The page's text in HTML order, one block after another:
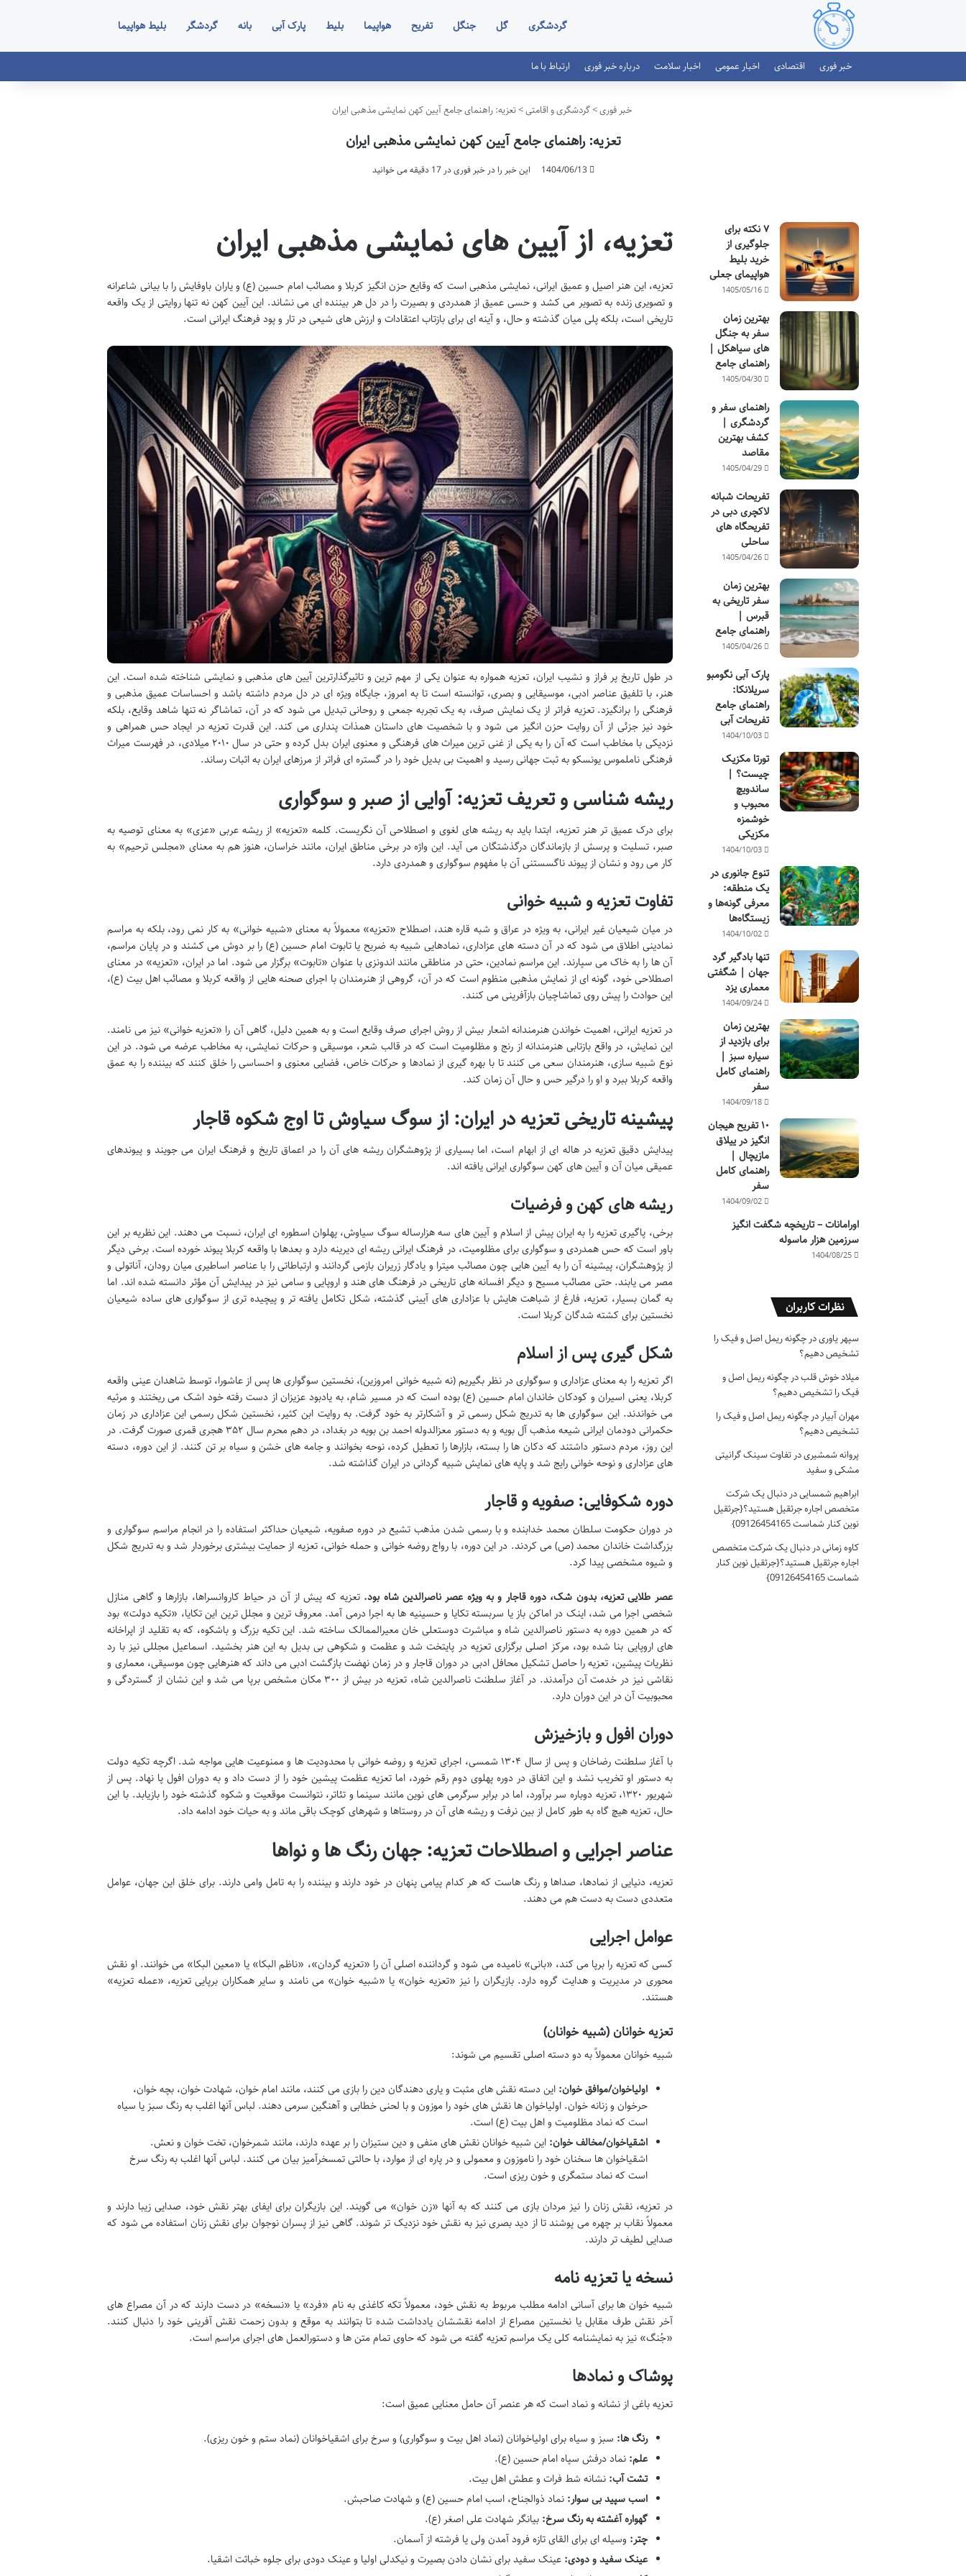
گردشگری گل جنگل تفریح هواپیما بلیط پارک آبی بانه گردشگر بلیط هواپیما
خبر فوری اقتصادی اخبار عمومی اخبار سلامت درباره خبر فوری ارتباط با ما
خبر فوری>گردشگری و اقامتی>تعزیه: راهنمای جامع آیین کهن نمایشی مذهبی ایران
تعزیه: راهنمای جامع آیین کهن نمایشی مذهبی ایران
1404/06/13 این خبر را در خبر فوری در 17 دقیقه می خوانید
تعزیه، از آیین های نمایشی مذهبی ایران
تعزیه، این هنر اصیل و عمیق ایرانی، نمایشی مذهبی است که وقایع حزن انگیز کربلا و مصائب امام حسین (ع) و یاران باوفایش را با بیانی شاعرانه
و تصویری زنده به تصویر می کشد و حسی عمیق از همدردی و بصیرت را در دل هر بیننده ای می نشاند. این آیین کهن نه تنها روایتی از یک واقعه
تاریخی است، بلکه پلی میان گذشته و حال، و آینه ای برای بازتاب اعتقادات و ارزش های شیعی در تار و پود فرهنگ ایرانی است.
در طول تاریخ پر فراز و نشیب ایران، تعزیه همواره به عنوان یکی از مهم ترین و تاثیرگذارترین آیین های مذهبی و نمایشی شناخته شده است. این
هنر، با تلفیق عناصر ادبی، موسیقایی و بصری، توانسته است تا به امروز، جایگاه ویژه ای در دل مردم داشته باشد و احساسات عمیق مذهبی و
فرهنگی را برانگیزد. تعزیه فراتر از یک نمایش صرف، به یک تجربه جمعی و روحانی تبدیل می شود که در آن، تماشاگر نه تنها شاهد وقایع، بلکه
خود نیز جزئی از آن روایت حزن انگیز می شود و با شخصیت های داستان همذات پنداری می کند. این قدرت تعزیه در ایجاد حس همراهی و
نزدیکی با مخاطب است که آن را به یکی از غنی ترین میراث های فرهنگی و معنوی ایران بدل کرده و حتی در سال ۲۰۱۰ میلادی، در فهرست میراث
فرهنگی ناملموس یونسکو به ثبت جهانی رسید و اهمیت بی بدیل خود را در گستره ای فراتر از مرزهای ایران به اثبات رساند.
ریشه شناسی و تعریف تعزیه: آوایی از صبر و سوگواری
برای درک عمیق تر هنر تعزیه، ابتدا باید به ریشه های لغوی و اصطلاحی آن نگریست. کلمه «تعزیه» از ریشه عربی «عزی» به معنای توصیه به
صبر، تسلیت و پرسش از بازماندگان درگذشتگان می آید. این واژه در برخی مناطق ایران، مانند خراسان، هنوز هم به معنای «مجلس ترحیم» به
کار می رود و نشان از پیوند ناگسستنی آن با مفهوم سوگواری و همدردی دارد.
تفاوت تعزیه و شبیه خوانی
در میان شیعیان غیر ایرانی، به ویژه در عراق و شبه قاره هند، اصطلاح «تعزیه» معمولاً به معنای «شبیه خوانی» به کار نمی رود، بلکه به مراسم
نمادینی اطلاق می شود که در آن دسته های عزاداری، نمادهایی شبیه به ضریح یا تابوت امام حسین (ع) را بر دوش می کشند و در پایان مراسم،
آن ها را به خاک می سپارند. این مراسم نمادین، حتی در مناطقی مانند اندونزی با عنوان «تابوت» برگزار می شود. اما در ایران، «تعزیه» در معنای
اصطلاحی خود، گونه ای از نمایش مذهبی منظوم است که در آن، گروهی از هنرمندان با اجرای صحنه هایی از واقعه کربلا و مصائب اهل بیت (ع)،
این حوادث را پیش روی تماشاچیان بازآفرینی می کنند.
در تعزیه ایرانی، اهمیت خواندن هنرمندانه اشعار بیش از روش اجرای صرف وقایع است و به همین دلیل، گاهی آن را «تعزیه خوانی» نیز می نامند.
این نمایش، در واقع بازتابی هنرمندانه از رنج و مظلومیت است که در قالب شعر، موسیقی و حرکات نمایشی، به مخاطب عرضه می شود. در این
نوع شبیه سازی، هنرمندان سعی می کنند تا با بهره گیری از نمادها و حرکات خاص، فضایی معنوی و احساسی را خلق کنند که بیننده را به عمق
واقعه کربلا ببرد و او را درگیر حس و حال آن زمان کند.
پیشینه تاریخی تعزیه در ایران: از سوگ سیاوش تا اوج شکوه قاجار
پیدایش دقیق تعزیه در هاله ای از ابهام است، اما بسیاری از پژوهشگران ریشه های آن را در اعماق تاریخ و فرهنگ ایران می جویند و پیوندهای
عمیقی میان آن و آیین های کهن سوگواری ایرانی یافته اند.
ریشه های کهن و فرضیات
برخی، پاگیری تعزیه را به ایران پیش از اسلام و آیین های سه هزارساله سوگ سیاوش، پهلوان اسطوره ای ایران، نسبت می دهند. این نظریه بر این
باور است که حس همدردی و سوگواری برای مظلومیت، در فرهنگ ایرانی ریشه ای دیرینه دارد و بعدها با واقعه کربلا پیوند خورده است. برخی دیگر
از پژوهشگران، پیشینه آن را به آیین هایی چون مصائب میترا و یادگار زریران بازمی گردانند و ارتباطاتی را با عناصر اساطیری میان رودان، آناتولی و
مصر می یابند. حتی مصائب مسیح و دیگر افسانه های تاریخی در فرهنگ های هند و اروپایی و سامی نیز در پیدایش آن مؤثر دانسته شده اند. اما
به گمان بسیار، تعزیه، فارغ از شباهت هایش با عزاداری های آیینی گذشته، شکل تکامل یافته تر و پیچیده تری از سوگواری های ساده شیعیان
نخستین برای کشته شدگان کربلا است.
شکل گیری پس از اسلام
اگر تعزیه را به معنای عزاداری و سوگواری در نظر بگیریم (نه شبیه خوانی امروزین)، نخستین سوگواری ها پس از عاشورا، توسط شاهدان عینی واقعه
کربلا، یعنی اسیران و کودکان خاندان امام حسین (ع) بوده است که در مسیر شام، به یادبود عزیزان از دست رفته خود اشک می ریختند و مرثیه
می خواندند. این سوگواری ها به تدریج شکل رسمی تر و آشکارتر به خود گرفت. به روایت ابن کثیر، نخستین شکل رسمی این عزاداری در زمان
حکمرانی دودمان ایرانی شیعه مذهب آل بویه و به دستور معزالدوله احمد بن بویه در بغداد، در دهم محرم سال ۳۵۲ هجری قمری صورت گرفت. در
این روز، مردم دستور داشتند که دکان ها را بسته، بازارها را تعطیل کرده، نوحه بخوانند و جامه های خشن و سیاه بر تن کنند. از این دوره، دسته
های عزاداری و نوحه خوانی رایج شد و پایه های نمایش شبیه گردانی در ایران گذاشته شد.
دوره شکوفایی: صفویه و قاجار
در دوران حکومت سلطان محمد خدابنده و با رسمی شدن مذهب تشیع در دوره صفویه، شیعیان حداکثر استفاده را در انجام مراسم سوگواری و
بزرگداشت خاندان محمد (ص) می کردند. در این دوره، با رواج روضه خوانی و حمله خوانی، تعزیه از حمایت بیشتری برخوردار شد و به تدریج شکل
و شیوه مشخصی پیدا کرد.
عصر طلایی تعزیه، بدون شک، دوره قاجار و به ویژه عصر ناصرالدین شاه بود. تعزیه که پیش از آن در حیاط کاروانسراها، بازارها و گاهی منازل
شخصی اجرا می شد، اینک در اماکن باز یا سربسته تکایا و حسینیه ها به اجرا درمی آمد. معروف ترین و مجلل ترین این تکایا، «تکیه دولت» بود
که در همین دوره به دستور ناصرالدین شاه و مباشرت دوستعلی خان معیرالممالک ساخته شد. این تکیه بزرگ و باشکوه، که به تقلید از اپراخانه
های اروپایی بنا شده بود، مرکز اصلی برگزاری تعزیه در پایتخت شد و عظمت و شکوهی بی بدیل به این هنر بخشید. اسماعیل مجللی نیز با رد
نظریات پیشین، تعزیه را حاصل تشکیل محافل ادبی در دوران قاجار و در زمان نهضت بازگشت ادبی می داند که هنرهایی چون موسیقی، معماری و
نقاشی نیز در خدمت آن درآمدند. در آغاز سلطنت ناصرالدین شاه، تعزیه در بیش از ۳۰۰ مکان مشخص برپا می شد و این نشان از گستردگی و
محبوبیت آن در این دوران دارد.
دوران افول و بازخیزش
با آغاز سلطنت رضاخان و پس از سال ۱۳۰۴ شمسی، اجرای تعزیه و روضه خوانی با محدودیت ها و ممنوعیت هایی مواجه شد. اگرچه تکیه دولت
به دستور او تخریب نشد و این اتفاق در دوره پهلوی دوم رقم خورد، اما تعزیه عظمت پیشین خود را از دست داد و به دوران افول پا نهاد. پس از
شهریور ۱۳۲۰، تعزیه دوباره سر برآورد، اما در برابر سرگرمی های نوین مانند سینما و تئاتر، نتوانست موقعیت و شکوه گذشته خود را بازیابد. با این
حال، تعزیه هیچ گاه به طور کامل از بین نرفت و ریشه های آن در روستاها و شهرهای کوچک باقی ماند و به حیات خود ادامه داد.
عناصر اجرایی و اصطلاحات تعزیه: جهان رنگ ها و نواها
تعزیه، دنیایی از نمادها، صداها و رنگ هاست که هر کدام پیامی پنهان در خود دارند و بیننده را به تامل وامی دارند. برای خلق این جهان، عوامل
متعددی دست به دست هم می دهند.
عوامل اجرایی
کسی که تعزیه را برپا می کند، «بانی» نامیده می شود و گرداننده اصلی آن را «تعزیه گردان»، «ناظم البکا» یا «معین البکا» می خوانند. او نقش
محوری در مدیریت و هدایت گروه دارد. بازیگران را نیز «تعزیه خوان» یا «شبیه خوان» می نامند و سایر همکاران برپایی تعزیه، «عمله تعزیه»
هستند.
تعزیه خوانان (شبیه خوانان)
شبیه خوانان معمولاً به دو دسته اصلی تقسیم می شوند:
اولیاخوان/موافق خوان: این دسته نقش های مثبت و یاری دهندگان دین را بازی می کنند، مانند امام خوان، شهادت خوان، بچه خوان،
حرخوان و زنانه خوان. اولیاخوان ها نقش های خود را موزون و با لحنی خطابی و آهنگین سرمی دهند. لباس آنها اغلب به رنگ سبز یا سیاه
است که نماد مظلومیت و اهل بیت (ع) است.
اشقیاخوان/مخالف خوان: این شبیه خوانان نقش های منفی و دین ستیزان را بر عهده دارند، مانند شمرخوان، تخت خوان و نعش.
اشقیاخوان ها سخنان خود را ناموزون و معمولی و در پاره ای از موارد، با حالتی تمسخرآمیز بیان می کنند. لباس آنها اغلب به رنگ سرخ
است که نماد ستمگری و خون ریزی است.
در تعزیه، نقش زنان را نیز مردان بازی می کنند که به آنها «زن خوان» می گویند. این بازیگران برای ایفای بهتر نقش خود، صدایی زیبا دارند و
معمولاً نقاب بر چهره می پوشند تا از دید بصری نیز به نقش خود نزدیک تر شوند. گاهی نیز از پسران نوجوان برای نقش زنان استفاده می شود که
صدایی لطیف تر دارند.
نسخه یا تعزیه نامه
شبیه خوان ها برای آسانی ادامه مطلب مربوط به نقش خود، معمولاً تکه کاغذی به نام «فرد» یا «نسخه» در دست دارند که در آن مصراع های
آخر نقش طرف مقابل یا نخستین مصراع از ادامه نقششان یادداشت شده تا بتوانند به موقع و بدون زحمت نقش آفرینی خود را دنبال کنند.
«جُنگ» نیز به نمایشنامه کلی یک مراسم تعزیه گفته می شود که حاوی تمام متن ها و دستورالعمل های اجرای مراسم است.
پوشاک و نمادها
تعزیه باغی از نشانه و نماد است که هر عنصر آن حامل معنایی عمیق است:
رنگ ها: سبز و سیاه برای اولیاخوانان (نماد اهل بیت و سوگواری) و سرخ برای اشقیاخوانان (نماد ستم و خون ریزی).
علم: نماد درفش سپاه امام حسین (ع).
تشت آب: نشانه شط فرات و عطش اهل بیت.
اسب سپید بی سوار: نماد ذوالجناح، اسب امام حسین (ع) و شهادت صاحبش.
گهواره آغشته به رنگ سرخ: بیانگر شهادت علی اصغر (ع).
چتر: وسیله ای برای القای تازه فرود آمدن ولی یا فرشته از آسمان.
عینک سفید و دودی: عینک سفید برای نشان دادن بصیرت و نیکدلی اولیا و عینک دودی برای جلوه خباثت اشقیا.
۷ نکته برای
جلوگیری از
خرید بلیط
هواپیمای جعلی
1405/05/16
بهترین زمان
سفر به جنگل
های سیاهکل |
راهنمای جامع
1405/04/30
راهنمای سفر و
گردشگری |
کشف بهترین
مقاصد
1405/04/29
تفریحات شبانه
لاکچری دبی در
تفریحگاه های
ساحلی
1405/04/26
بهترین زمان
سفر تاریخی به
قبرس |
راهنمای جامع
1405/04/26
پارک آبی نگومبو
سریلانکا:
راهنمای جامع
تفریحات آبی
1404/10/03
تورتا مکزیک
چیست؟ |
ساندویچ
محبوب و
خوشمزه
مکزیکی
1404/10/03
تنوع جانوری در
یک منطقه:
معرفی گونه‌ها و
زیستگاه‌ها
1404/10/02
تنها بادگیر گرد
جهان | شگفتی
معماری یزد
1404/09/24
بهترین زمان
برای بازدید از
سیاره سبز |
راهنمای کامل
سفر
1404/09/18
۱۰ تفریح هیجان
انگیز در ییلاق
مازیچال |
راهنمای کامل
سفر
1404/09/02
اورامانات – تاریخچه شگفت انگیز
سرزمین هزار ماسوله
1404/08/25
نظرات کاربران
سپهر یاوریدرچگونه ریمل اصل و فیک را
تشخیص دهیم؟
میلاد خوش قلبدرچگونه ریمل اصل و
فیک را تشخیص دهیم؟
مهران آبیار درچگونه ریمل اصل و فیک را
تشخیص دهیم؟
پروانه شمشیریدرتفاوت سینک گرانیتی
مشکی و سفید
ابراهیم شمساییدردنبال یک شرکت
متخصص اجاره جرثقیل هستید؟{جرثقیل
نوین کنار شماست 09126454165}
کاوه زمانیدردنبال یک شرکت متخصص
اجاره جرثقیل هستید؟{جرثقیل نوین کنار
شماست 09126454165}